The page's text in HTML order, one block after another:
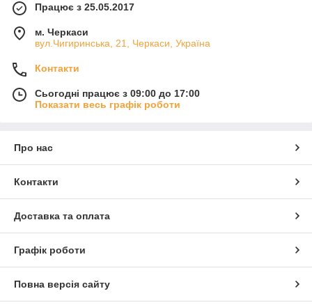
Працює з 25.05.2017
м. Черкаси
вул.Чигиринська, 21, Черкаси, Україна
Контакти
Сьогодні працює з 09:00 до 17:00
Показати весь графік роботи
Про нас
Контакти
Доставка та оплата
Графік роботи
Повна версія сайту